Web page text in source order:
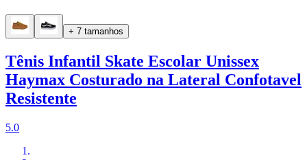
+ 7 tamanhos
Tênis Infantil Skate Escolar Unissex
Haymax Costurado na Lateral Confotavel
Resistente
5.0